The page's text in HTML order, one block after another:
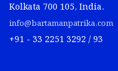
Kolkata 700 105, India.
info@bartamanpatrika.com
+91 - 33 2251 3292 / 93